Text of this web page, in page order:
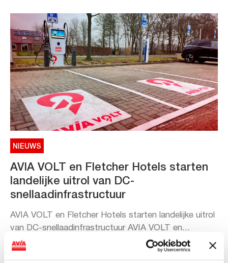
NIEUWS
AVIA VOLT en Fletcher Hotels starten
landelijke uitrol van DC-
snellaadinfrastructuur
AVIA VOLT en Fletcher Hotels starten landelijke uitrol
van DC-snellaadinfrastructuur AVIA VOLT en...
Lees verder